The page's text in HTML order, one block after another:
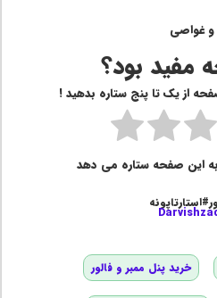
و غواصی
مفید بود؟
از یک تا پنج ستاره بدهید !
این صفحه ستاره می دهد
خرید پنل ممبر و فالور